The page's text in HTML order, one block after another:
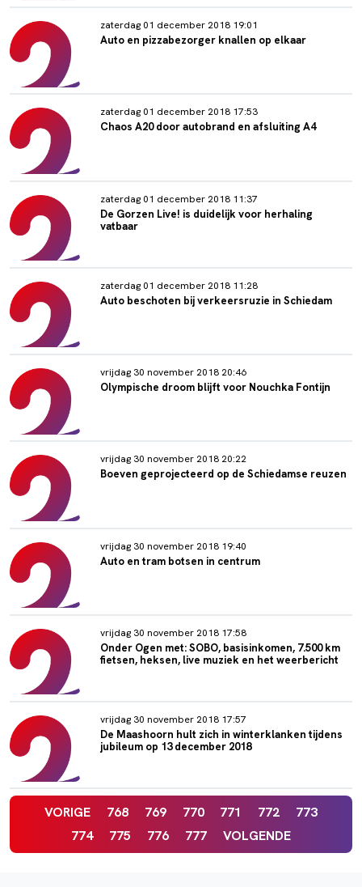
zaterdag 01 december 2018 19:01
Auto en pizzabezorger knallen op elkaar
zaterdag 01 december 2018 17:53
Chaos A20 door autobrand en afsluiting A4
zaterdag 01 december 2018 11:37
De Gorzen Live! is duidelijk voor herhaling
vatbaar
zaterdag 01 december 2018 11:28
Auto beschoten bij verkeersruzie in Schiedam
vrijdag 30 november 2018 20:46
Olympische droom blijft voor Nouchka Fontijn
vrijdag 30 november 2018 20:22
Boeven geprojecteerd op de Schiedamse reuzen
vrijdag 30 november 2018 19:40
Auto en tram botsen in centrum
vrijdag 30 november 2018 17:58
Onder Ogen met: SOBO, basisinkomen, 7.500 km
fietsen, heksen, live muziek en het weerbericht
vrijdag 30 november 2018 17:57
De Maashoorn hult zich in winterklanken tijdens
jubileum op 13 december 2018
VORIGE 768 769 770 771 772
773
774
775 776 777 VOLGENDE